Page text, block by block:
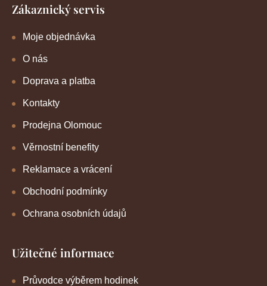
Zákaznický servis
Moje objednávka
O nás
Doprava a platba
Kontakty
Prodejna Olomouc
Věrnostní benefity
Reklamace a vrácení
Obchodní podmínky
Ochrana osobních údajů
Užitečné informace
Průvodce výběrem hodinek